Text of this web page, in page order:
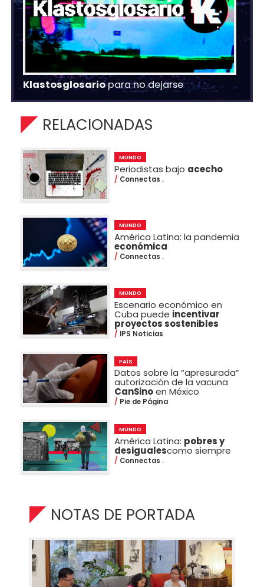
Klastosglosariopara no dejarse
RELACIONADAS
MUNDO
Periodistas bajo acecho
Connectas .
MUNDO
América Latina: la pandemia
económica
Connectas .
MUNDO
Escenario económico en
Cuba puede incentivar
proyectos sostenibles
IPS Noticias
PAÍS
Datos sobre la “apresurada”
autorización de la vacuna
CanSinoen México
Pie de Página
MUNDO
América Latina: pobres y
desigualescomo siempre
Connectas .
NOTAS DE PORTADA